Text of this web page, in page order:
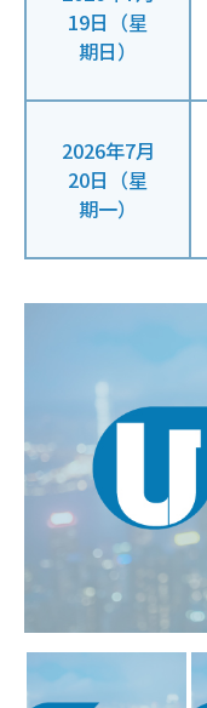
19日（星
期日）
2026年7月
20日（星
期一）